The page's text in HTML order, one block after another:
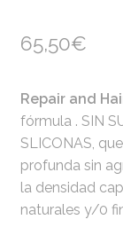
65,50€
Repair and
fórmula . SIN
SLICONAS,
profunda sin
la densidad
naturales y/0